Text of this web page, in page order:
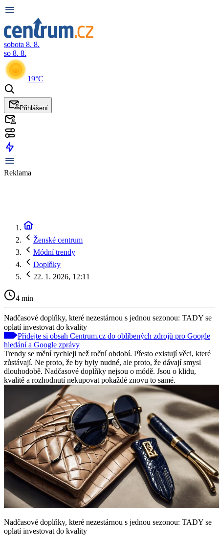
sobota 8. 8.
so 8. 8.
19°C
Přihlášení
Reklama
Ženské centrum
Módní trendy
Doplňky
22. 1. 2026, 12:11
4 min
Nadčasové doplňky, které nezestárnou s jednou sezonou: TADY se
oplatí investovat do kvality
Přidejte si obsah Centrum.cz do oblíbených zdrojů pro Google
hledání a Google zprávy
Trendy se mění rychleji než roční období. Přesto existují věci, které
zůstávají. Ne proto, že by byly nudné, ale proto, že dávají smysl
dlouhodobě. Nadčasové doplňky nejsou o módě. Jsou o klidu,
kvalitě a rozhodnutí nekupovat pokaždé znovu to samé.
Nadčasové doplňky, které nezestárnou s jednou sezonou: TADY se
oplatí investovat do kvality